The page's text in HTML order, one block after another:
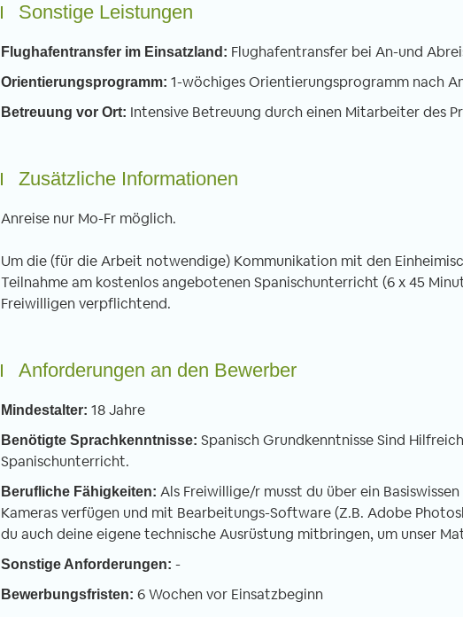
Sonstige Leistungen
Flughafentransfer im Einsatzland: Flughafentransfer bei An-und
Orientierungsprogramm: 1-wöchiges Orientierungsprogramm nach
Betreuung vor Ort: Intensive Betreuung durch einen Mitarbeiter des
Zusätzliche Informationen
Anreise nur Mo-Fr möglich.
Um die (für die Arbeit notwendige) Kommunikation mit den
Teilnahme am kostenlos angebotenen Spanischunterricht (6 x 45
Freiwilligen verpflichtend.
Anforderungen an den Bewerber
Mindestalter: 18 Jahre
Benötigte Sprachkenntnisse: Spanisch Grundkenntnisse Sind
Spanischunterricht.
Berufliche Fähigkeiten: Als Freiwillige/r musst du über ein
Kameras verfügen und mit Bearbeitungs-Software (Z.B. Adobe
du auch deine eigene technische Ausrüstung mitbringen, um unser
Sonstige Anforderungen: -
Bewerbungsfristen: 6 Wochen vor Einsatzbeginn